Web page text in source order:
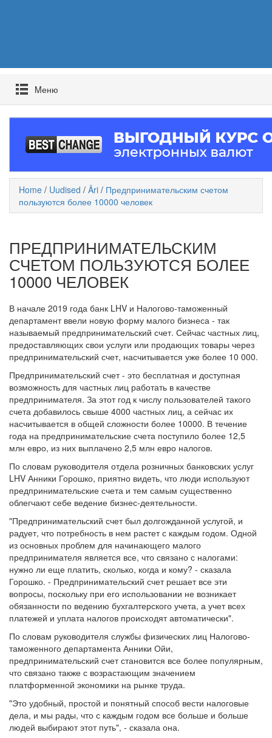
Mеню
Home / Uudised / Äri / Предпринимательским счетом
пользуются более 10000 человек
ПРЕДПРИНИМАТЕЛЬСКИМ
СЧЕТОМ ПОЛЬЗУЮТСЯ БОЛЕЕ
10000 ЧЕЛОВЕК
В начале 2019 года банк LHV и Налогово-таможенный
департамент ввели новую форму малого бизнеса - так
называемый предпринимательский счет. Сейчас частных лиц,
предоставляющих свои услуги или продающих товары через
предпринимательский счет, насчитывается уже более 10 000.
Предпринимательский счет - это бесплатная и доступная
возможность для частных лиц работать в качестве
предпринимателя. За этот год к числу пользователей такого
счета добавилось свыше 4000 частных лиц, а сейчас их
насчитывается в общей сложности более 10000. В течение
года на предпринимательские счета поступило более 12,5
млн евро, из них выплачено 2,5 млн евро налогов.
По словам руководителя отдела розничных банковских услуг
LHV Анники Горошко, приятно видеть, что люди используют
предпринимательские счета и тем самым существенно
облегчают себе ведение бизнес-деятельности.
"Предпринимательский счет был долгожданной услугой, и
радует, что потребность в нем растет с каждым годом. Одной
из основных проблем для начинающего малого
предпринимателя является все, что связано с налогами:
нужно ли еще платить, сколько, когда и кому? - сказала
Горошко. - Предпринимательский счет решает все эти
вопросы, поскольку при его использовании не возникает
обязанности по ведению бухгалтерского учета, а учет всех
платежей и уплата налогов происходят автоматически".
По словам руководителя службы физических лиц Налогово-
таможенного департамента Анники Ойи,
предпринимательский счет становится все более популярным,
что связано также с возрастающим значением
платформенной экономики на рынке труда.
"Это удобный, простой и понятный способ вести налоговые
дела, и мы рады, что с каждым годом все больше и больше
людей выбирают этот путь", - сказала она.